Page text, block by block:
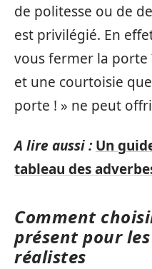
de politesse ou de
est privilégié. En
vous fermer la porte
et une courtoisie
porte ! » ne peut
A lire aussi : Un
tableau des
Comment
présent pour
réalistes